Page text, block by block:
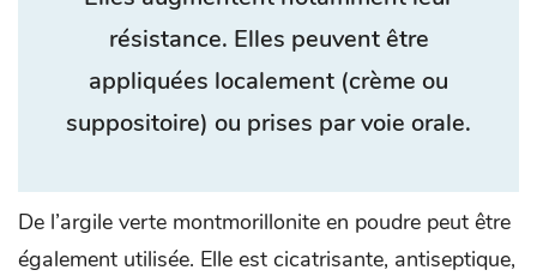
résistance. Elles peuvent être
appliquées localement (crème ou
suppositoire) ou prises par voie orale.
De l’argile verte montmorillonite en poudre peut être
également utilisée. Elle est cicatrisante, antiseptique,